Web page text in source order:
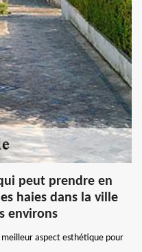
peut prendre en
haies dans la ville
environs
aspect esthétique pour